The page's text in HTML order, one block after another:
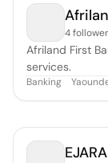
4
Afriland First
services.
Banking
EJARA